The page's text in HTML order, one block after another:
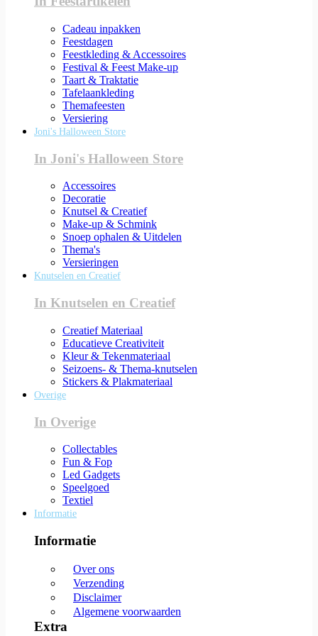
Cadeau inpakken
Feestdagen
Feestkleding & Accessoires
Festival & Feest Make-up
Taart & Traktatie
Tafelaankleding
Themafeesten
Versiering
Joni's Halloween Store
In Joni's Halloween Store
Accessoires
Decoratie
Knutsel & Creatief
Make-up & Schmink
Snoep ophalen & Uitdelen
Thema's
Versieringen
Knutselen en Creatief
In Knutselen en Creatief
Creatief Materiaal
Educatieve Creativiteit
Kleur & Tekenmateriaal
Seizoens- & Thema-knutselen
Stickers & Plakmateriaal
Overige
In Overige
Collectables
Fun & Fop
Led Gadgets
Speelgoed
Textiel
Informatie
Informatie
Over ons
Verzending
Disclaimer
Algemene voorwaarden
Extra